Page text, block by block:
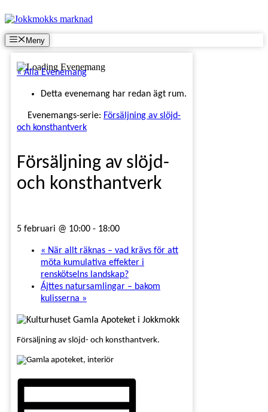
till
innehåll
Meny
« Alla Evenemang
Detta evenemang har redan ägt rum.
Evenemangs-serie: Försäljning av slöjd-
och konsthantverk
Försäljning av slöjd-
och konsthantverk
5 februari @ 10:00 - 18:00
« När allt räknas – vad krävs för att
möta kumulativa effekter i
renskötselns landskap?
Ájttes natursamlingar – bakom
kulisserna »
Försäljning av slöjd- och konsthantverk.